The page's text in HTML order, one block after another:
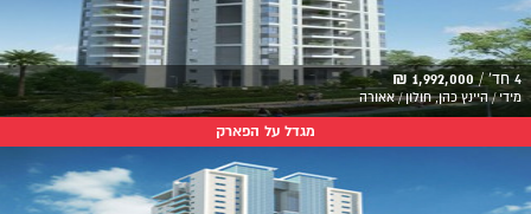
4 חד' / 1,992,000 ₪
מידי / היינץ כהן, חולון / אאורה
מגדל על הפארק